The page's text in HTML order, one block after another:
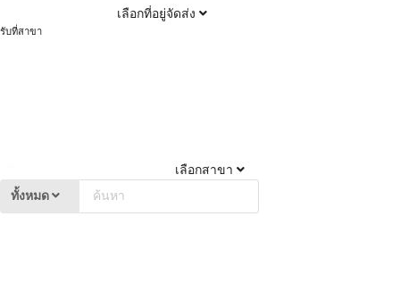
เลือกที่อยู่จัดส่ง
รับที่สาขา
เลือกสาขา
ทั้งหมด